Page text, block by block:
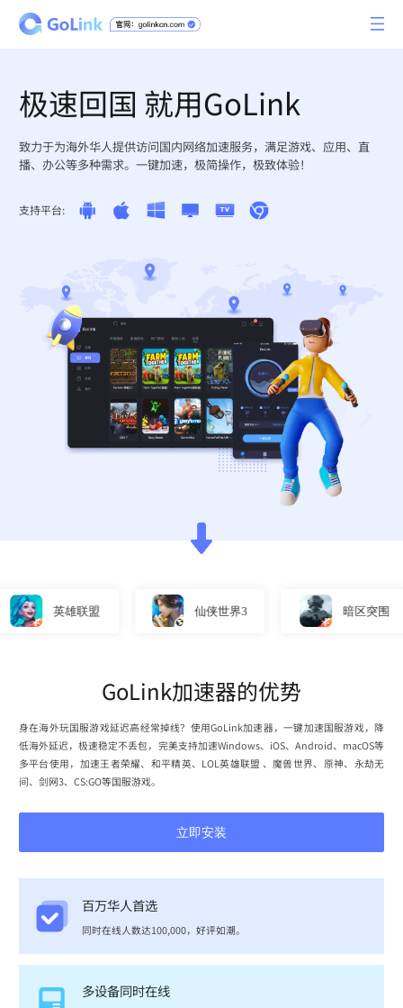
极速回国 就用GoLink
致力于为海外华人提供访问国内网络加速服务，满足游戏、应用、直
播、办公等多种需求。一键加速，极简操作，极致体验！
支持平台:
英雄联盟 仙侠世界3 暗区突围
GoLink加速器的优势
身在海外玩国服游戏延迟高经常掉线？使用GoLink加速器，一键加速国服游戏，降
低海外延迟，极速稳定不丢包，完美支持加速Windows、iOS、Android、macOS等
多平台使用，加速王者荣耀、和平精英、LOL英雄联盟 、魔兽世界、原神、永劫无
间、剑网3、CS:GO等国服游戏。
立即安装
百万华人首选
同时在线人数达100,000，好评如潮。
多设备同时在线